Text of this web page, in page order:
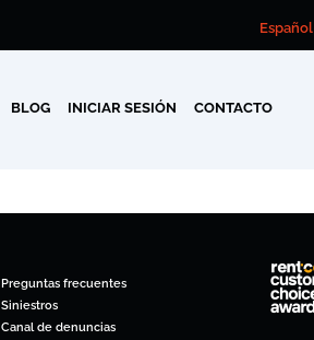
Español
BLOG INICIAR SESIÓN CONTACTO
Preguntas frecuentes
Siniestros
Canal de denuncias